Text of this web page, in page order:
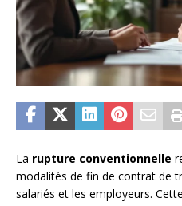
La rupture conventionnelle
modalités de fin de contrat de
salariés et les employeurs.